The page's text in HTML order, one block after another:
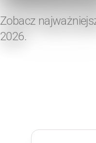
Zobacz
2026.